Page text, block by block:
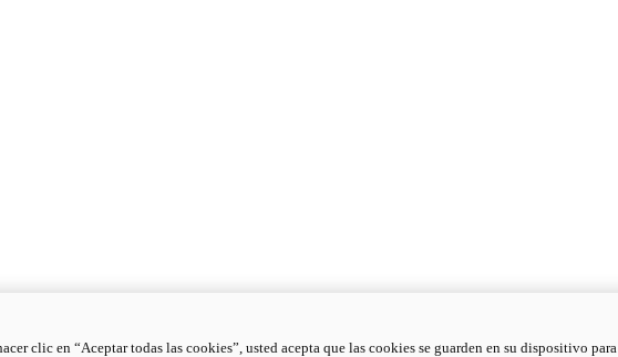
clic en “Aceptar todas las cookies”, usted acepta que las cookies se guarden en su dispositivo para